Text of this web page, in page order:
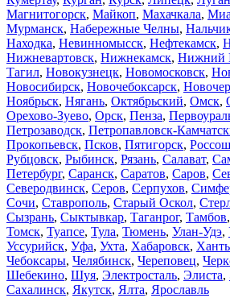
Магнитогорск, Майкоп, Махачкала,
Мурманск, Набережные Челны,
Находка, Невинномысск, Нефтекамск,
Нижневартовск, Нижнекамск, Нижний
Тагил, Новокузнецк, Новомосковск,
Новосибирск, Новочебоксарск,
Ноябрьск, Нягань, Октябрьский, Омск,
Орехово-Зуево, Орск, Пенза,
Петрозаводск, Петропавловск-
Прокопьевск, Псков, Пятигорск,
Рубцовск, Рыбинск, Рязань, Салават,
Петербург, Саранск, Саратов, Саров,
Северодвинск, Серов, Серпухов,
Сочи, Ставрополь, Старый Оскол,
Сызрань, Сыктывкар, Таганрог, Тамбов,
Томск, Туапсе, Тула, Тюмень, Улан-Удэ,
Уссурийск, Уфа, Ухта, Хабаровск,
Чебоксары, Челябинск, Череповец,
Шебекино, Шуя, Электросталь, Элиста,
Сахалинск, Якутск, Ялта, Ярославль